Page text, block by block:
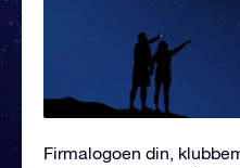
Firmalogoen din,